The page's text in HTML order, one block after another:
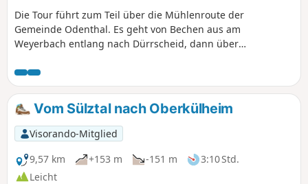
Die Tour führt zum Teil über die Mühlenroute der
Gemeinde Odenthal. Es geht von Bechen aus am
Weyerbach entlang nach Dürrscheid, dann über
Kochsfeld wieder zurück nach Bechen.
Vom Sülztal nach Oberkülheim
Visorando-Mitglied
9,57 km
+153 m -151 m
3:10 Std.
Leicht